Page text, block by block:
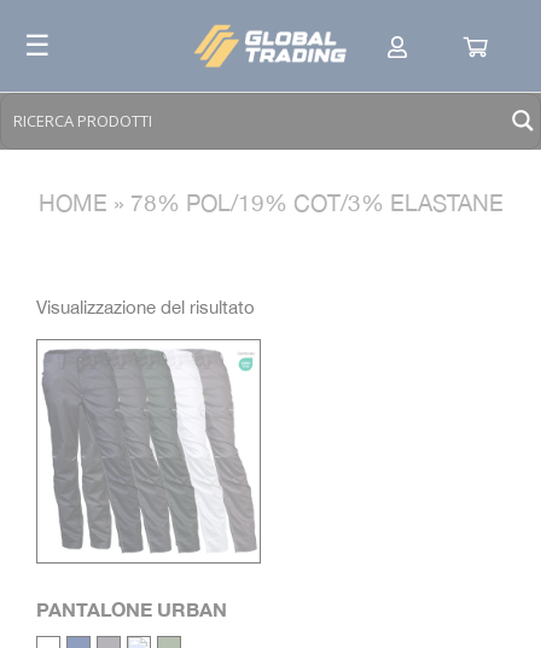
content
☰
HOME » 78% POL/19% COT/3% ELASTANE
TESSUTI
COLORI E VARIANTI
Visualizzazione del risultato
PANTALONE URBAN